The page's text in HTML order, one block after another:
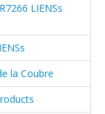
LIENSs
la Coubre